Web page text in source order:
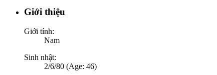
Giới thiệu
Giới tính:
Nam
Sinh nhật:
2/6/80 (Age: 46)